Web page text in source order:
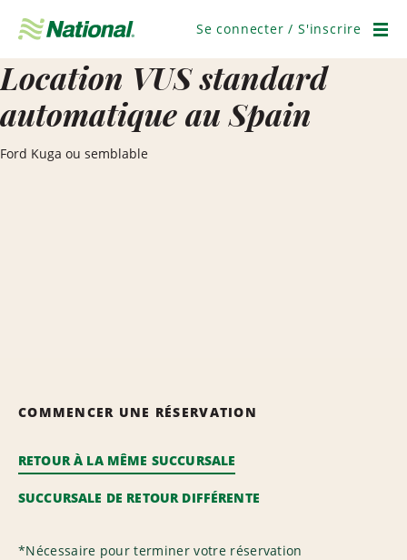
navigation
Se connecter / S'inscrire
Location VUS standard
automatique au Spain
Ford Kuga ou semblable
COMMENCER UNE RÉSERVATION
RETOUR À LA MÊME SUCCURSALE
SUCCURSALE DE RETOUR DIFFÉRENTE
*Nécessaire pour terminer votre réservation